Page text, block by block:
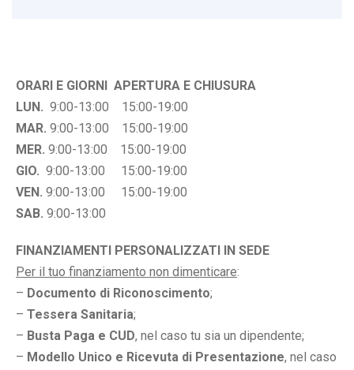
ORARI E GIORNI APERTURA E CHIUSURA
LUN. 9:00-13:00 15:00-19:00
MAR. 9:00-13:00 15:00-19:00
MER. 9:00-13:00 15:00-19:00
GIO. 9:00-13:00 15:00-19:00
VEN. 9:00-13:00 15:00-19:00
SAB. 9:00-13:00
FINANZIAMENTI PERSONALIZZATI IN SEDE
Per il tuo finanziamento non dimenticare:
– Documento di Riconoscimento;
– Tessera Sanitaria;
– Busta Paga e CUD, nel caso tu sia un dipendente;
– Modello Unico e Ricevuta di Presentazione, nel caso